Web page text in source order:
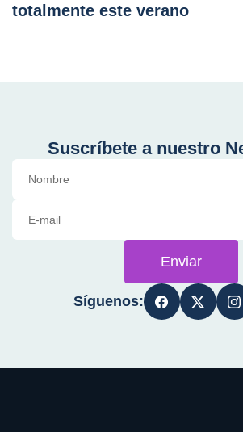
totalmente este verano
Suscríbete a nuestro
Enviar
Síguenos: